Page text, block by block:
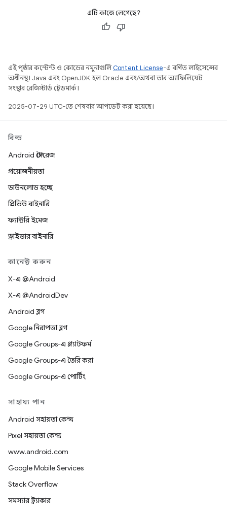
এটি কাজে লেগেছে?
এই পৃষ্ঠার কন্টেন্ট ও কোডের নমুনাগুলিContent License-এ বর্ণিত লাইসেন্সের
অধীনস্থ। Java এবং OpenJDK হল Oracle এবং/অথবা তার অ্যাফিলিয়েট
সংস্থার রেজিস্টার্ড ট্রেডমার্ক।
2025-07-29 UTC-তে শেষবার আপডেট করা হয়েছে।
বিল্ড
Android স্টোরেজ
প্রয়োজনীয়তা
ডাউনলোড হচ্ছে
প্রিভিউ বাইনারি
ফ্যাক্টরি ইমেজ
ড্রাইভার বাইনারি
কানেক্ট করুন
X-এ @Android
X-এ @AndroidDev
Android ব্লগ
Google নিরাপত্তা ব্লগ
Google Groups-এ প্ল্যাটফর্ম
Google Groups-এ তৈরি করা
Google Groups-এ পোর্টিং
সাহায্য পান
Android সহায়তা কেন্দ্র
Pixel সহায়তা কেন্দ্র
www.android.com
Google Mobile Services
Stack Overflow
সমস্যার ট্র্যাকার